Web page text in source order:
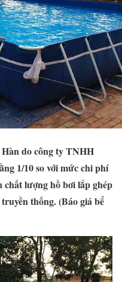
do công ty TNHH
1/10 so với mức chi phí
lượng hồ bơi lắp ghép
thống. (Báo giá bể